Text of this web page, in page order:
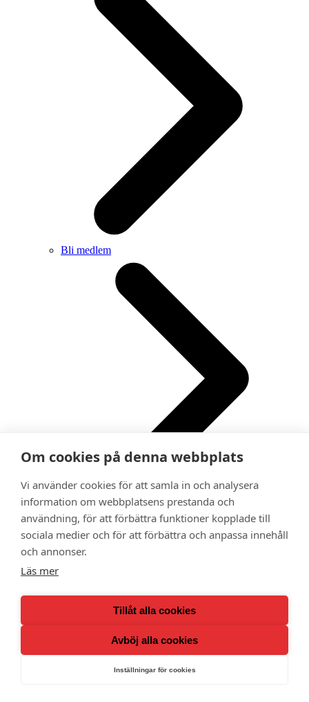
Bli medlem
Ge bort ett medlemskap i Adoptionscentrum som
gåva
Kalender
Lokalavdelningar
Om cookies på denna webbplats
Vi använder cookies för att samla in och analysera
information om webbplatsens prestanda och
användning, för att förbättra funktioner kopplade till
sociala medier och för att förbättra och anpassa innehåll
och annonser.
Läs mer
Tillåt alla cookies
Avböj alla cookies
Inställningar för cookies